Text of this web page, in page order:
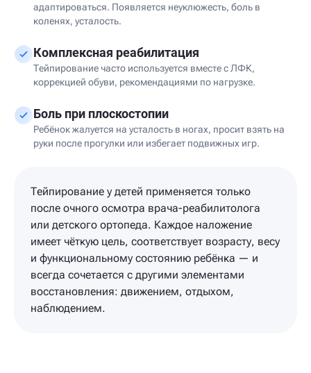
адаптироваться. Появляется неуклюжесть, боль в
коленях, усталость.
Комплексная реабилитация
Тейпирование часто используется вместе с ЛФК,
коррекцией обуви, рекомендациями по нагрузке.
Боль при плоскостопии
Ребёнок жалуется на усталость в ногах, просит взять на
руки после прогулки или избегает подвижных игр.
Тейпирование у детей применяется только
после очного осмотра врача-реабилитолога
или детского ортопеда. Каждое наложение
имеет чёткую цель, соответствует возрасту, весу
и функциональному состоянию ребёнка — и
всегда сочетается с другими элементами
восстановления: движением, отдыхом,
наблюдением.